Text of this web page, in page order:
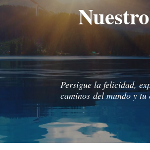
Persigue la felicidad,
caminos del mundo y